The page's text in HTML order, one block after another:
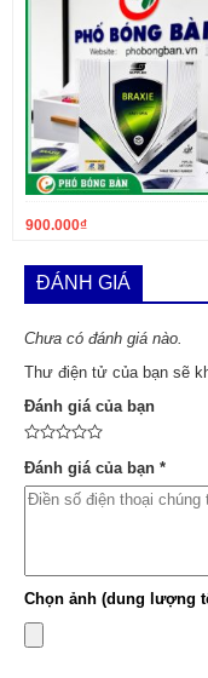
900.000₫
ĐÁNH GIÁ
Chưa có đánh giá nào.
Thư điện tử của bạn sẽ
Đánh giá của bạn
Đánh giá của bạn *
Chọn ảnh (dung lượng